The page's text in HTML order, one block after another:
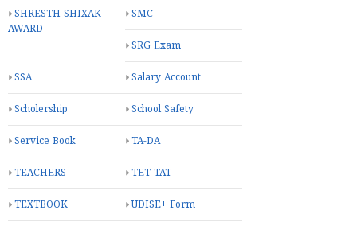
SHRESTH SHIXAK
AWARD
SMC
SRG Exam
SSA Salary Account
Scholership School Safety
Service Book TA-DA
TEACHERS TET-TAT
TEXTBOOK UDISE+ Form